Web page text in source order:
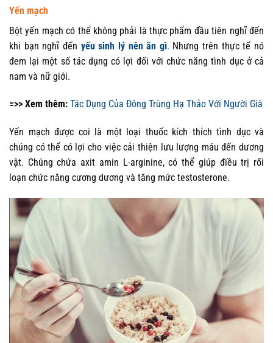
Yến mạch
Bột yến mạch có thể không phải là thực phẩm đầu tiên nghĩ đến
khi bạn nghĩ đến yếu sinh lý nên ăn gì. Nhưng trên thực tế nó
đem lại một số tác dụng có lợi đối với chức năng tình dục ở cả
nam và nữ giới.
=>> Xem thêm: Tác Dụng Của Đông Trùng Hạ Thảo Với Người Già
Yến mạch được coi là một loại thuốc kích thích tình dục và
chúng có thể có lợi cho việc cải thiện lưu lượng máu đến dương
vật. Chúng chứa axit amin L-arginine, có thể giúp điều trị rối
loạn chức năng cương dương và tăng mức testosterone.